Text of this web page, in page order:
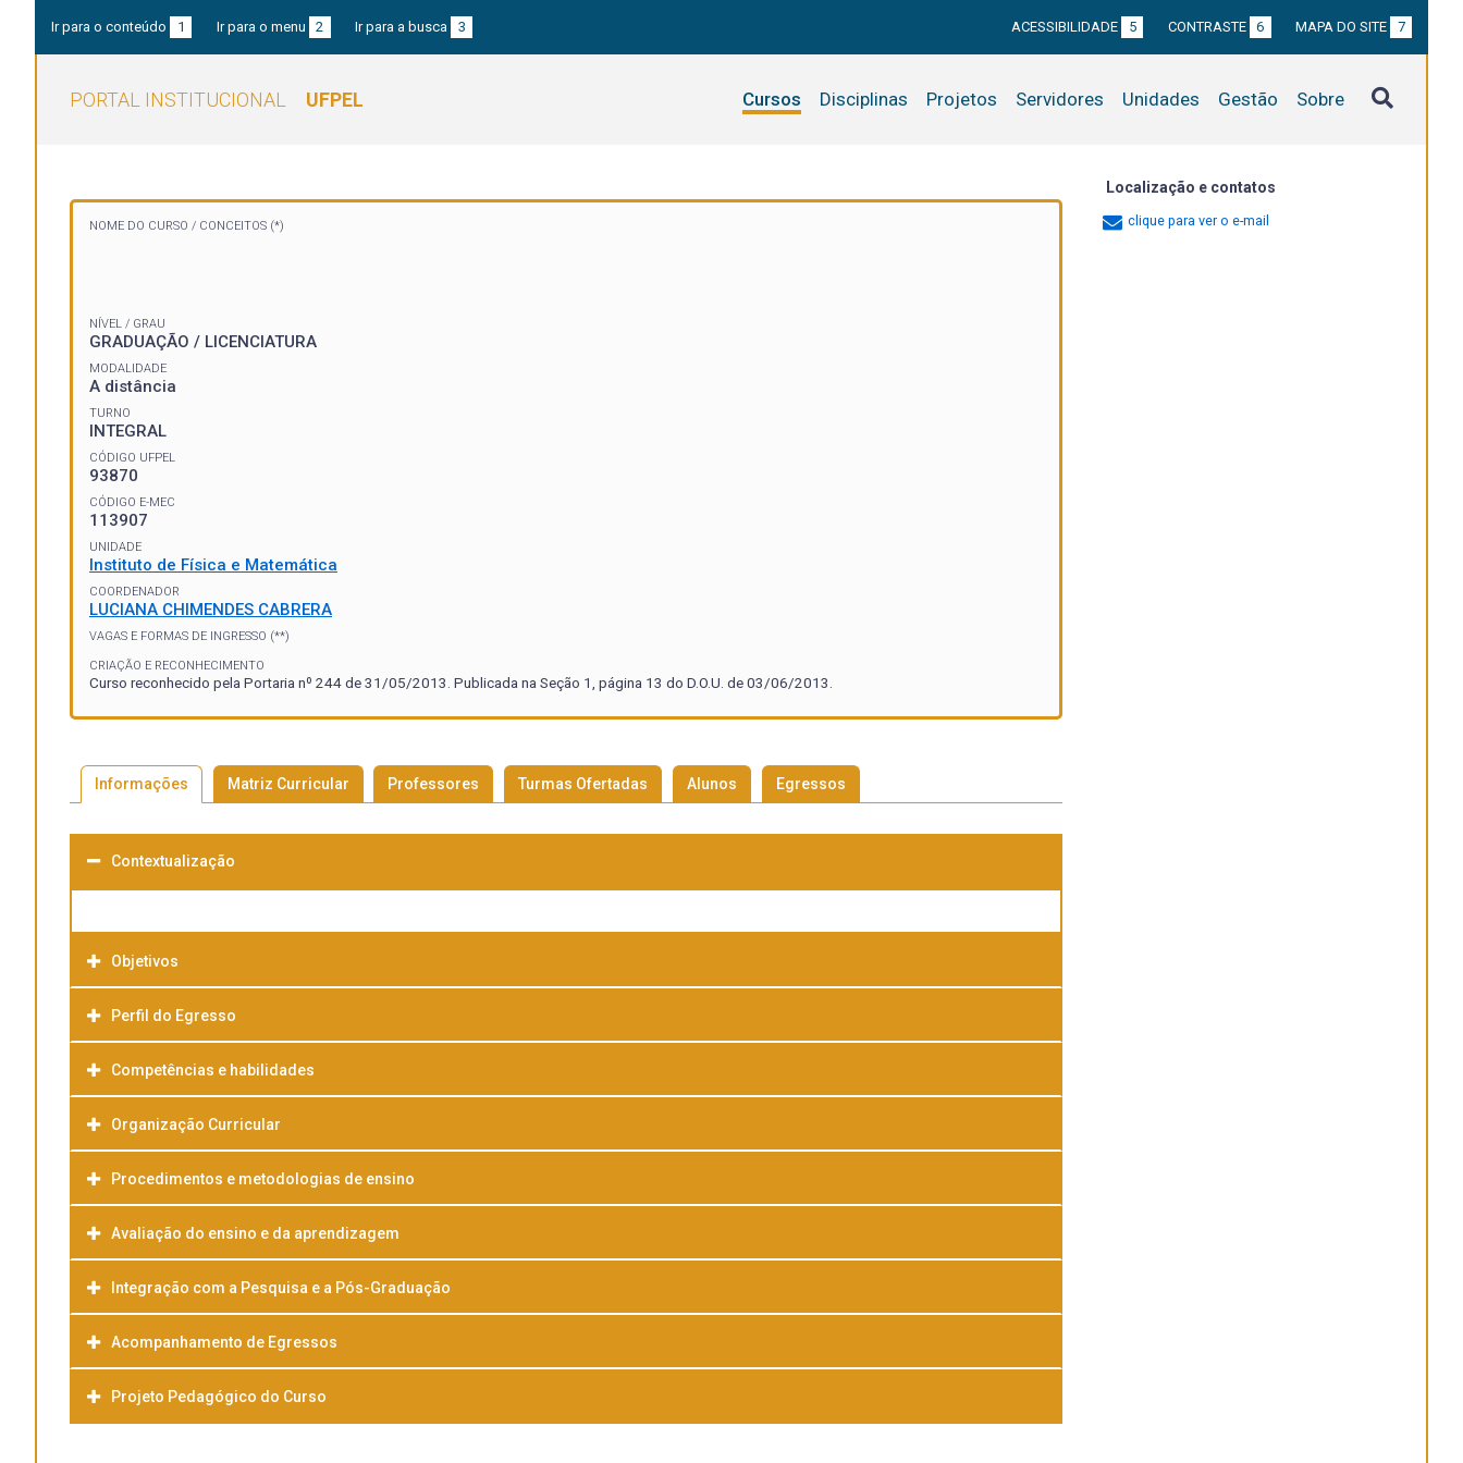
Ir para o conteúdo 1 Ir para o menu 2 Ir para a busca 3 ACESSIBILIDADE 5 CONTRASTE 6 MAPA DO SITE 7
PORTAL INSTITUCIONAL UFPEL Cursos Disciplinas Projetos Servidores Unidades Gestão Sobre
NOME DO CURSO / CONCEITOS (*)
NÍVEL / GRAU
GRADUAÇÃO / LICENCIATURA
MODALIDADE
A distância
TURNO
INTEGRAL
CÓDIGO UFPEL
93870
CÓDIGO E-MEC
113907
UNIDADE
Instituto de Física e Matemática
COORDENADOR
LUCIANA CHIMENDES CABRERA
VAGAS E FORMAS DE INGRESSO (**)
CRIAÇÃO E RECONHECIMENTO
Curso reconhecido pela Portaria nº 244 de 31/05/2013. Publicada na Seção 1, página 13 do D.O.U. de 03/06/2013.
Informações Matriz Curricular Professores Turmas Ofertadas Alunos Egressos
Contextualização
Objetivos
Perfil do Egresso
Competências e habilidades
Organização Curricular
Procedimentos e metodologias de ensino
Avaliação do ensino e da aprendizagem
Integração com a Pesquisa e a Pós-Graduação
Acompanhamento de Egressos
Projeto Pedagógico do Curso
Localização e contatos
clique para ver o e-mail